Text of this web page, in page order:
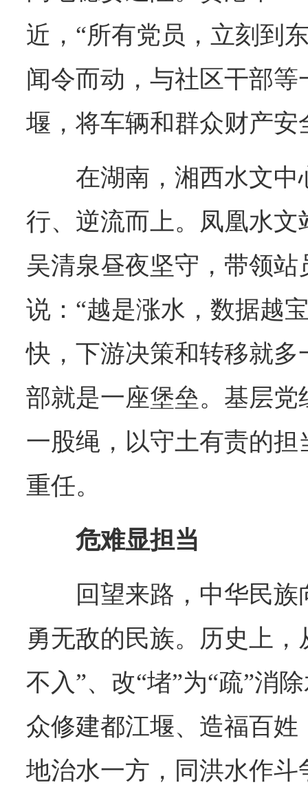
近，“所有党员，立刻到
闻令而动，与社区干部
堰，将车辆和群众财产安
在湖南，湘西水文
行、逆流而上。凤凰水
吴清泉昼夜坚守，带领
说：“越是涨水，数据越
快，下游决策和转移就多
部就是一座堡垒。基层
一股绳，以守土有责的
重任。
危难显担当
回望来路，中华民
勇无敌的民族。历史上
不入”、改“堵”为“疏”消
众修建都江堰、造福百
地治水一方，同洪水作斗